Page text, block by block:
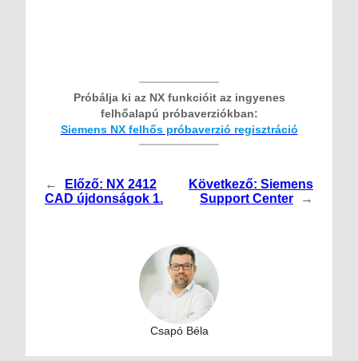
Próbálja ki az NX funkcióit az ingyenes
felhőalapú próbaverziókban:
Siemens NX felhős próbaverzió regisztráció
← Előző: NX 2412
CAD újdonságok 1.
Következő: Siemens
Support Center
→
Csapó Béla